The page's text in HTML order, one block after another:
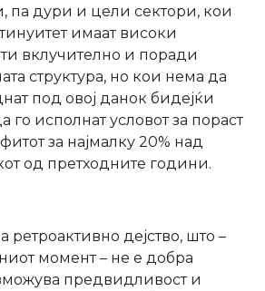
па дури и цели сектори, кои
имаат високи
вклучително и поради
структура, но кои нема да
под овој данок бидејќи
го исполнат условот за пораст
за најмалку 20% над
од претходните години.
ретроактивно дејство, што –
момент – не е добра
предвидливост и